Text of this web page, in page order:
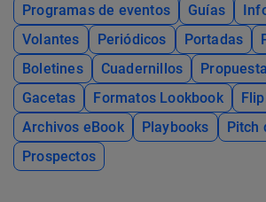
Programas de eventos
Guías
Volantes
Periódicos Portadas
Boletines
Cuadernillos
Gacetas
Formatos Lookbook
Archivos eBook
Playbooks Pitch
Prospectos